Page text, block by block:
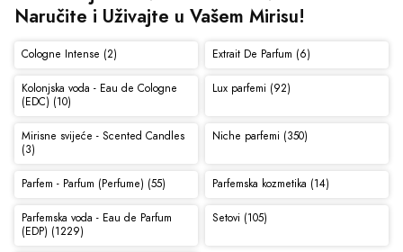
Naručite i Uživajte u Vašem Mirisu!
Cologne Intense (2) Extrait De Parfum (6)
Kolonjska voda - Eau de Cologne
(EDC) (10)
Lux parfemi (92)
Mirisne svijeće - Scented Candles
(3)
Niche parfemi (350)
Parfem - Parfum (Perfume) (55) Parfemska kozmetika (14)
Parfemska voda - Eau de Parfum
(EDP) (1229)
Setovi (105)